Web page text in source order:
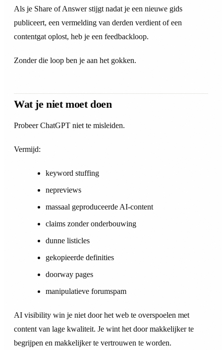
Als je Share of Answer stijgt nadat je een nieuwe gids
publiceert, een vermelding van derden verdient of een
contentgat oplost, heb je een feedbackloop.
Zonder die loop ben je aan het gokken.
Wat je niet moet doen
Probeer ChatGPT niet te misleiden.
Vermijd:
keyword stuffing
nepreviews
massaal geproduceerde AI-content
claims zonder onderbouwing
dunne listicles
gekopieerde definities
doorway pages
manipulatieve forumspam
AI visibility win je niet door het web te overspoelen met
content van lage kwaliteit. Je wint het door makkelijker te
begrijpen en makkelijker te vertrouwen te worden.